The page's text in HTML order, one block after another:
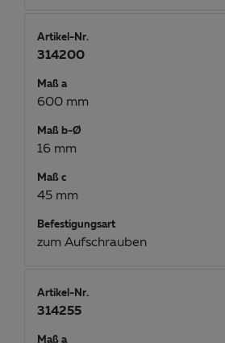
Artikel-Nr.
314200
Maß a
600 mm
Maß b-Ø
16 mm
Maß c
45 mm
Befestigungsart
zum Aufschrauben
Artikel-Nr.
314255
Maß a